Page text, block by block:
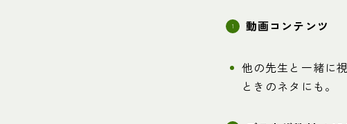
動画コンテンツ
他の先生と一緒に
ときのネタにも。